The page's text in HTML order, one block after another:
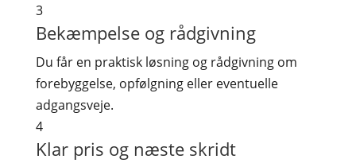
3
Bekæmpelse og rådgivning
Du får en praktisk løsning og rådgivning om
forebyggelse, opfølgning eller eventuelle
adgangsveje.
4
Klar pris og næste skridt